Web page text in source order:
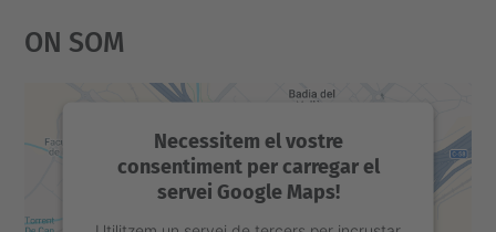
On Som
Necessitem el vostre
consentiment per carregar el
servei Google Maps!